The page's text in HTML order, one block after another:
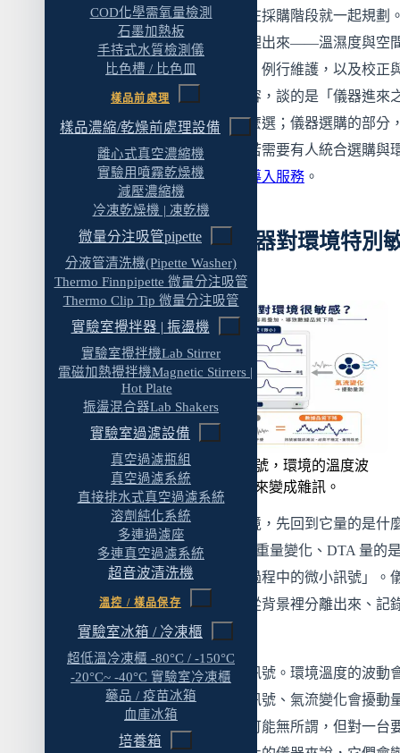
COD化學需氧量檢測
石墨加熱板
手持式水質檢測儀
比色槽 / 比色皿
樣品前處理
樣品濃縮/乾燥前處理設備
離心式真空濃縮機
實驗用噴霧乾燥機
減壓濃縮機
冷凍乾燥機 | 凍乾機
微量分注吸管pipette
分液管清洗機(Pipette Washer)
Thermo Finnpipette 微量分注吸管
Thermo Clip Tip 微量分注吸管
實驗室攪拌器 | 振盪機
實驗室攪拌機Lab Stirrer
電磁加熱攪拌機Magnetic Stirrers |
Hot Plate
振盪混合器Lab Shakers
實驗室過濾設備
真空過濾瓶組
真空過濾系統
直接排水式真空過濾系統
溶劑純化系統
多連過濾座
多連真空過濾系統
超音波清洗機
溫控 / 樣品保存
實驗室冰箱 / 冷凍櫃
超低溫冷凍櫃 -80°C / -150°C
-20°C~ -40°C 實驗室冷凍櫃
藥品 / 疫苗冰箱
血庫冰箱
培養箱
六、例行維護：讓儀器維持在可信狀態
日常維護
定期保養
耗材與備品
七、校正與儀器確效：數據可信度的制度面
校正
IQ / OQ / PQ 儀器確效
校正與確效要在規劃階段就想
八、熱分析儀器進場前的環境規劃清單
熱分析儀器對放置環境有什麼要求？
DSC、TGA 為什麼怕振動？
熱分析儀器需要哪些氣體？要用鋼瓶還是氣體
產生器？
吹掃氣體的純度重要嗎？
熱分析儀器一定要接排氣嗎？
熱分析儀器多久要校正一次？
什麼是 IQ/OQ/PQ，我的實驗室需要嗎？
熱分析儀器的安裝環境該什麼時候開始規劃？
相關服務
延伸閱讀
熱分析儀器的安裝環境，值得在採購階段就一起規劃
篇會把規劃時要想清楚的事整理出來——溫濕度與空
振動、氣體供應、排氣與電力、例行維護，以及校正
器確效。這篇是規劃導向的內容，談的是「儀器進來
與之後」，而不是儀器本身怎麼選；儀器選購的部分
面幾篇選購指南有完整說明；若需要有人統合選購與
規劃，可參閱分析儀器規劃與導入服務。
一、為什麼熱分析儀器對環境特別
感
熱分析儀器量的是微小訊號，環境的溫度波
動、振動、氣流都會疊進來變成雜訊。
要理解熱分析儀器為什麼挑環境，先回到它量的是什
DSC 量的是熱流、TGA 量的是重量變化、DTA 量的
度差——這些都是「溫度變化過程中的微小訊號」。
的工作，就是把這些微小訊號從背景裡分離出來、記
來。
問題在於，環境本身也會產生訊號。環境溫度的波動
進熱流訊號、振動會疊進天平訊號、氣流變化會擾動
測。這些環境因素對一般設備可能無所謂，但對一台